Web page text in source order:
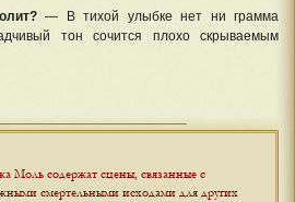
— В тихой улыбке нет ни грамма
тон сочится плохо скрываемым
Моль содержат сцены, связанные с
смертельными исходами для других